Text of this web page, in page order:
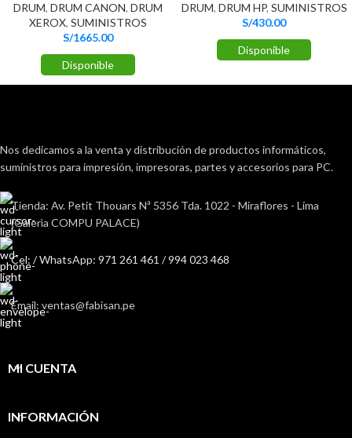
DRUM, DRUM CANON, DRUM
XEROX, SUMINISTROS
S/1665.00
Disponible
DRUM, DRUM HP, SUMINISTROS
S/430.00
Disponible
Nos dedicamos a la venta y distribución de productos informáticos,
suministros para impresión, impresoras, partes y accesorios para PC.
Tienda: Av. Petit Thouars Nª 5356 Tda. 1022 - Miraflores - Lima
(Galerìa COMPU PALACE)
Cel: / WhatsApp: 971 261 461 / 994 023 468
Email: ventas@fabisan.pe
MI CUENTA
INFORMACIÓN